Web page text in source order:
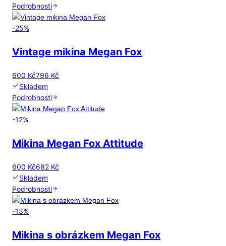
Podrobnosti
-25%
Vintage mikina Megan Fox
600 Kč796 Kč
Skladem
Podrobnosti
-12%
Mikina Megan Fox Attitude
600 Kč682 Kč
Skladem
Podrobnosti
-13%
Mikina s obrázkem Megan Fox